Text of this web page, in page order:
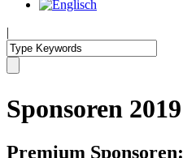
|
Sponsoren 2019
Premium Sponsoren: